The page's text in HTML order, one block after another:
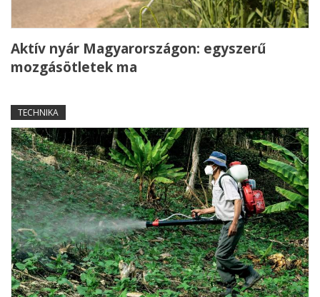
Aktív nyár Magyarországon: egyszerű
mozgásötletek ma
TECHNIKA